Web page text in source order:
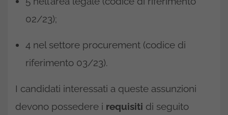
02/23);
4 nel settore procurement (codice di
riferimento 03/23).
I candidati interessati a queste assunzioni
devono possedere i requisiti di seguito